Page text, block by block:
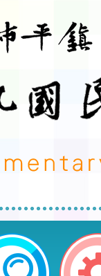
語結合
學」優良